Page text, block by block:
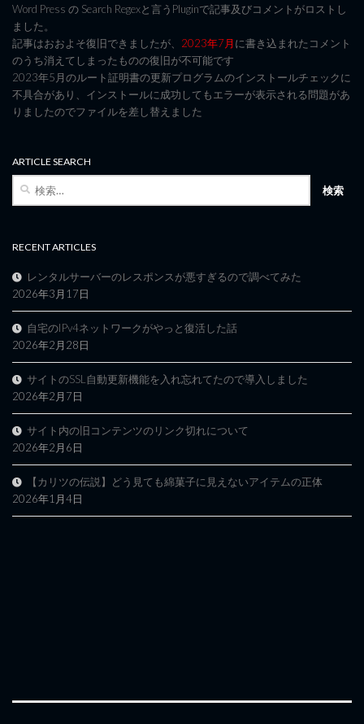
Word Press の Search Regexと言うPluginで記事及びコメントがロストし
ました。
記事はおおよそ復旧できましたが、 2023年7月に書き込まれたコメント
のうち消えてしまったものの復旧が不可能です
2023年5月のルート証明書の更新プログラムのインストールチェックに
不具合があり、インストールに成功してもエラーが表示される問題があ
りましたのでファイルを差し替えました
ARTICLE SEARCH
検
RECENT ARTICLES
レンタルサーバーのレスポンスが悪すぎるので調べてみた
2026年3月17日
自宅のIPv4ネットワークがやっと復活した話
2026年2月28日
サイトのSSL自動更新機能を入れ忘れてたので導入しました
2026年2月7日
サイト内の旧コンテンツのリンク切れについて
2026年2月6日
【カリツの伝説】どう見ても綿菓子に見えないアイテムの正体
2026年1月4日